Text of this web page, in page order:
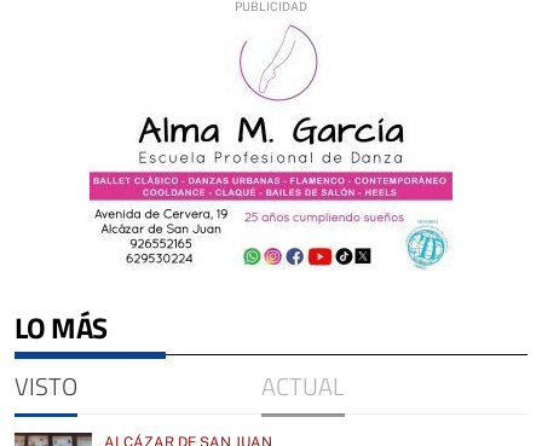
LO MÁS
VISTO ACTUAL
ALCÁZAR DE SAN JUAN